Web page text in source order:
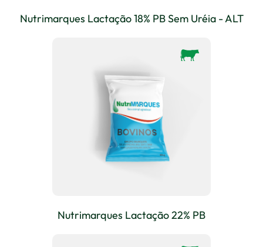
Nutrimarques Lactação 18% PB Sem Uréia - ALT
Nutrimarques Lactação 22% PB